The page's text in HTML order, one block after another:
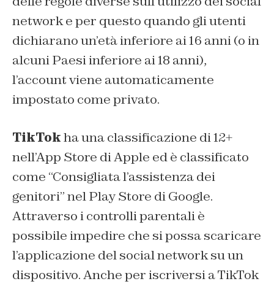
network e per questo quando gli utenti
dichiarano un’età inferiore ai 16 anni (o in
alcuni Paesi inferiore ai 18 anni),
l’account viene automaticamente
impostato come privato.
TikTokha una classificazione di 12+
nell’App Store di Apple ed è classificato
come “Consigliata l’assistenza dei
genitori” nel Play Store di Google.
Attraverso i controlli parentali è
possibile impedire che si possa scaricare
l’applicazione del social network su un
dispositivo. Anche per iscriversi a TikTok